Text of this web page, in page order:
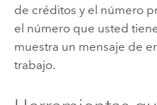
de créditos y el número
el número que usted
muestra un mensaje de
trabajo.